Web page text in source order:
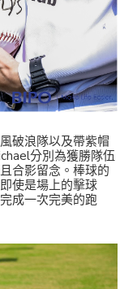
破浪隊以及帶紫帽
分別為獲勝隊伍
合影留念。棒球的
使是場上的擊球
成一次完美的跑